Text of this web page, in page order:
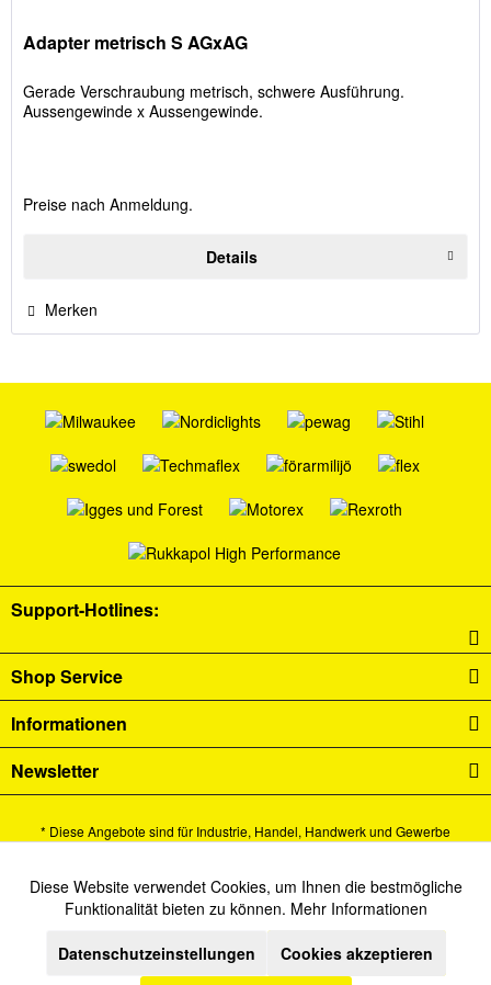
Adapter metrisch S AGxAG
Gerade Verschraubung metrisch, schwere Ausführung.
Aussengewinde x Aussengewinde.
Preise nach Anmeldung.
Details
Merken
Support-Hotlines:
Shop Service
Informationen
Newsletter
* Diese Angebote sind für Industrie, Handel, Handwerk und Gewerbe
Alle Preise verstehen sich zzgl. Mehrwertsteuer undVersandkostenund ggf.
Nachnahmegebühren, wenn nicht anders beschrieben.
Cookie-Einstellungen Newsletter
Kontakt
Funktionale Aktiv
Marketing Inaktiv
Diese Website verwendet Cookies, um Ihnen die bestmögliche
Funktionalität bieten zu können. Mehr Informationen
Datenschutzeinstellungen Cookies akzeptieren